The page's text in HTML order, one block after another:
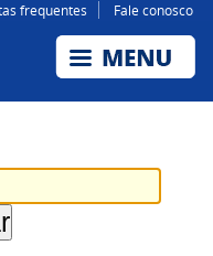
frequentes Fale conosco